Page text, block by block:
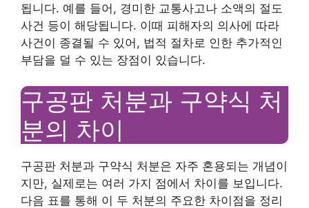
됩니다. 예를 들어, 경미한 교통사고나 소액의 절도
사건 등이 해당됩니다. 이때 피해자의 의사에 따라
사건이 종결될 수 있어, 법적 절차로 인한 추가적인
부담을 덜 수 있는 장점이 있습니다.
구공판 처분과 구약식 처
분의 차이
구공판 처분과 구약식 처분은 자주 혼용되는 개념이
지만, 실제로는 여러 가지 점에서 차이를 보입니다.
다음 표를 통해 이 두 처분의 주요한 차이점을 정리